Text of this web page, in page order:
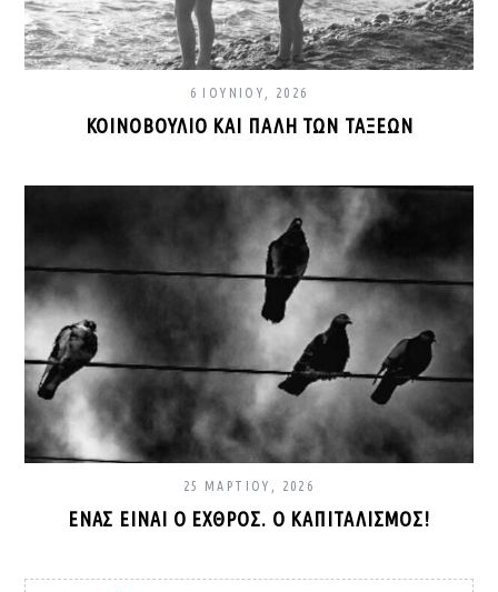
6 ΙΟΥΝΊΟΥ, 2026
ΚΟΙΝΟΒΟΎΛΙΟ ΚΑΙ ΠΆΛΗ ΤΩΝ ΤΆΞΕΩΝ
25 ΜΑΡΤΊΟΥ, 2026
ΈΝΑΣ ΕΊΝΑΙ Ο ΕΧΘΡΌΣ. Ο ΚΑΠΙΤΑΛΙΣΜΌΣ!